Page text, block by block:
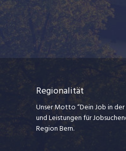
Regionalität
Unser Motto “Dein Job in
und Leistungen für
Region Bern.